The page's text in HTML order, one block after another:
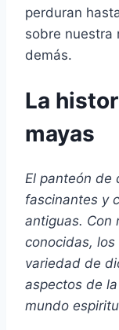
perduran
sobre nuestra
demás.
La
mayas
El panteón de
fascinantes y
antiguas. Con
conocidas, los
variedad de
aspectos de
mundo